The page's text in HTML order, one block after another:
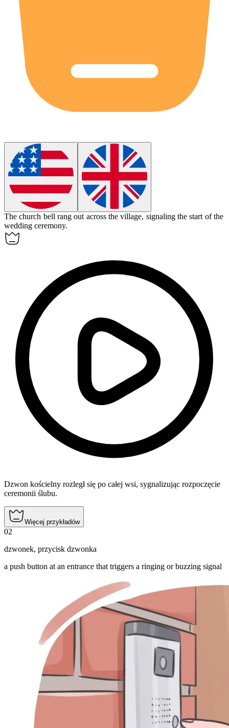
The church bell rang out across the village, signaling the start of the
wedding ceremony.
Dzwon kościelny rozległ się po całej wsi, sygnalizując rozpoczęcie
ceremonii ślubu.
Więcej przykładów
02
dzwonek, przycisk dzwonka
a push button at an entrance that triggers a ringing or buzzing signal